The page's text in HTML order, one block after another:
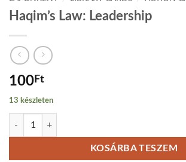
Haqim’s Law: Leadership
100Ft
13 készleten
Haqim's Law: Leadership mennyiség
KOSÁRBA TESZEM